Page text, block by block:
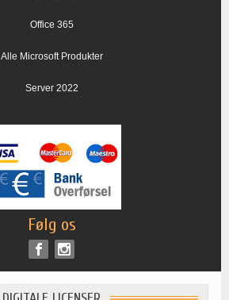
Office 365
Alle Microsoft Produkter
Server 2022
Følg os